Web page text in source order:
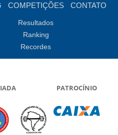
COMPETIÇÕES
Resultados
Ranking
Recordes
CONTATO
PATROCÍNIO